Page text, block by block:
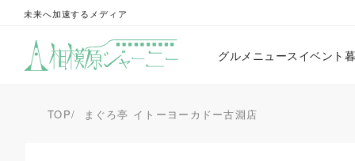
未来へ加速するメディア
グルメ ニュース イベント
TOP まぐろ亭 イトーヨーカドー古淵店